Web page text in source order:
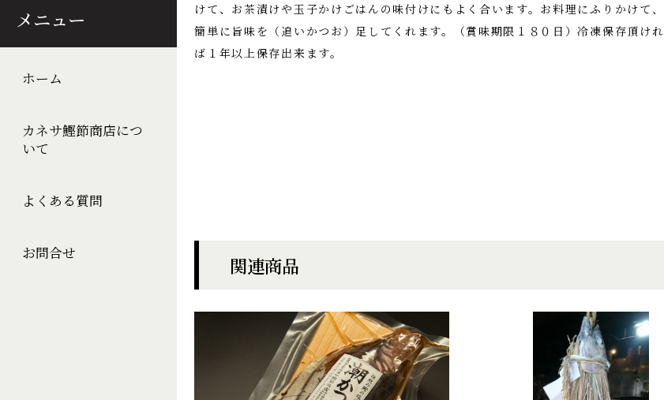
メニュー
ホーム
カネサ鰹節商店につ
いて
よくある質問
お問合せ
けて、お茶漬けや玉子かけごはんの味付けにもよく合います。お料理にふりかけて、
簡単に旨味を（追いかつお）足してくれます。（賞味期限１８０日）冷凍保存頂けれ
ば１年以上保存出来ます。
関連商品